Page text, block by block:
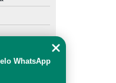
WhatsApp